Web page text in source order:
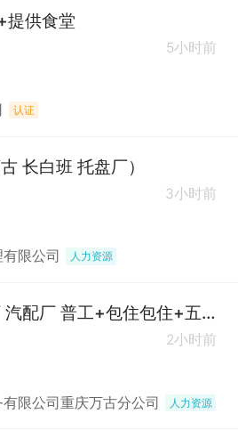
提供食堂
5小时前
认证
长白班 托盘厂）
3小时前
限公司 人力资源
创贤人力:万古新厂 汽配厂 普工+包住包住+五险（长白班）
2小时前
限公司重庆万古分公司 人力资源